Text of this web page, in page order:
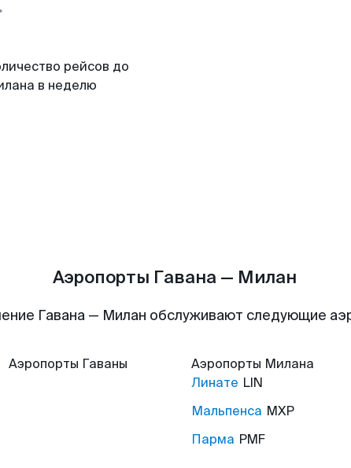
рейсов до
в неделю
Аэропорты Гавана — Милан
Гавана — Милан обслуживают следующие
Аэропорты Гаваны Аэропорты Милана
Линате LIN
Мальпенса MXP
Парма PMF